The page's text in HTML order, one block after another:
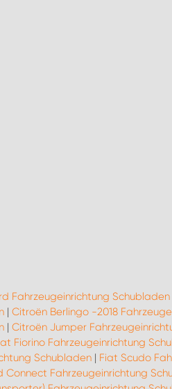
Fahrzeugeinrichtung Schubladen
| Citroën Berlingo -2018
| Citroën Jumper
Fiorino Fahrzeugeinrichtung
Schubladen| Fiat Scudo
Connect Fahrzeugeinrichtung